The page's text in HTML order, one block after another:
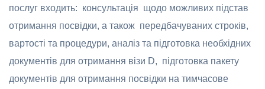
послуг входить: консультація щодо можливих підстав
отримання посвідки, а також передбачуваних строків,
вартості та процедури, аналіз та підготовка необхідних
документів для отримання візи D, підготовка пакету
документів для отримання посвідки на тимчасове